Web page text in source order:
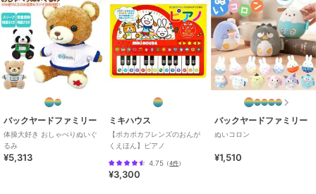
バックヤードファミリー
体操大好き おしゃべりぬいぐ
るみ
¥5,313
ミキハウス
【ポカポカフレンズのおんが
くえほん】ピアノ
4.75 （4件）
¥3,300
バックヤードファミリー
ぬいコロン
¥1,510